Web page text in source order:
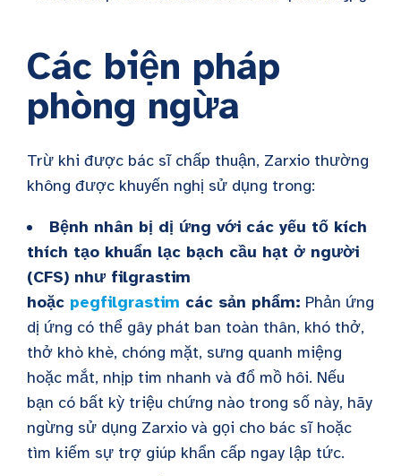
Các biện pháp
phòng ngừa
Trừ khi được bác sĩ chấp thuận, Zarxio thường
không được khuyến nghị sử dụng trong:
Bệnh nhân bị dị ứng với các yếu tố kích
thích tạo khuẩn lạc bạch cầu hạt ở người
(CFS) như filgrastim
hoặc pegfilgrastim các sản phẩm: Phản ứng
dị ứng có thể gây phát ban toàn thân, khó thở,
thở khò khè, chóng mặt, sưng quanh miệng
hoặc mắt, nhịp tim nhanh và đổ mồ hôi. Nếu
bạn có bất kỳ triệu chứng nào trong số này, hãy
ngừng sử dụng Zarxio và gọi cho bác sĩ hoặc
tìm kiếm sự trợ giúp khẩn cấp ngay lập tức.